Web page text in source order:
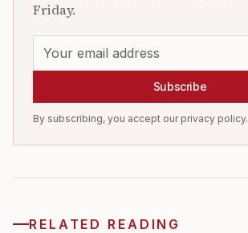
Friday.
Subscribe
By subscribing, you accept our privacy policy.
RELATED READING